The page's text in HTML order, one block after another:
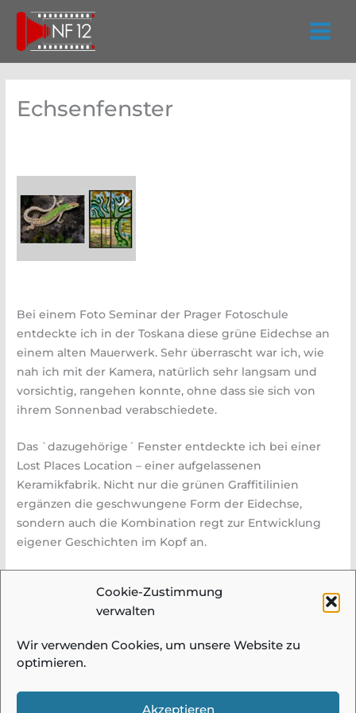
Cookie-Zustimmung
verwalten
Wir verwenden Cookies, um unsere Website zu
optimieren.
Akzeptieren
springen
Echsenfenster
Bei einem Foto Seminar der Prager Fotoschule
entdeckte ich in der Toskana diese grüne Eidechse an
einem alten Mauerwerk. Sehr überrascht war ich, wie
nah ich mit der Kamera, natürlich sehr langsam und
vorsichtig, rangehen konnte, ohne dass sie sich von
ihrem Sonnenbad verabschiedete.
Das `dazugehörige´ Fenster entdeckte ich bei einer
Lost Places Location – einer aufgelassenen
Keramikfabrik. Nicht nur die grünen Graffitilinien
ergänzen die geschwungene Form der Eidechse,
sondern auch die Kombination regt zur Entwicklung
eigener Geschichten im Kopf an.
Datenschutz| Alle Bilder und Beiträge auf